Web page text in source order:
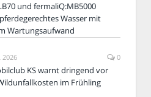
und fermaliQ:MB5000
Wasser mit
Wartungsaufwand
2026 0
KS warnt dringend vor
im Frühling